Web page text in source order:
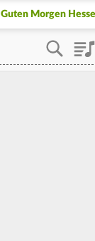
Guten Morgen